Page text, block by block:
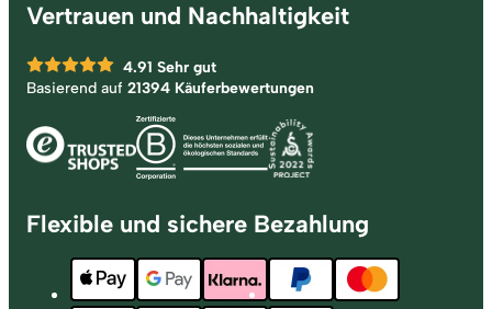
Vertrauen und Nachhaltigkeit
4.91 Sehr gut
Basierend auf 21394 Käuferbewertungen
Flexible und sichere Bezahlung